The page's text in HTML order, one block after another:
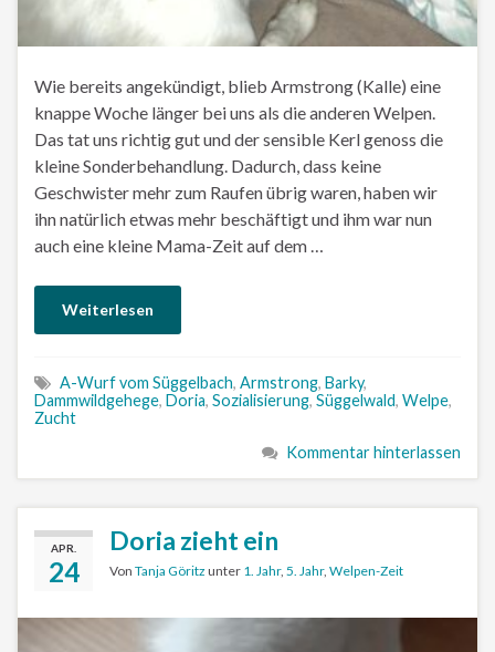
Wie bereits angekündigt, blieb Armstrong (Kalle) eine
knappe Woche länger bei uns als die anderen Welpen.
Das tat uns richtig gut und der sensible Kerl genoss die
kleine Sonderbehandlung. Dadurch, dass keine
Geschwister mehr zum Raufen übrig waren, haben wir
ihn natürlich etwas mehr beschäftigt und ihm war nun
auch eine kleine Mama-Zeit auf dem …
Weiterlesen
A-Wurf vom Süggelbach, Armstrong, Barky,
Dammwildgehege, Doria, Sozialisierung, Süggelwald, Welpe,
Zucht
Kommentar hinterlassen
APR.
24
Doria zieht ein
Von Tanja Göritz unter 1. Jahr, 5. Jahr, Welpen-Zeit